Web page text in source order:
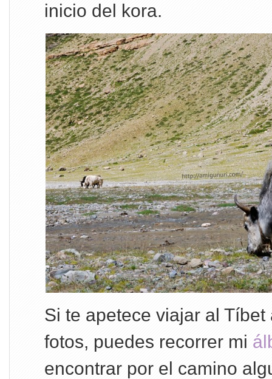
inicio del kora.
Si te apetece viajar al Tíbet
fotos, puedes recorrer mi
encontrar por el camino